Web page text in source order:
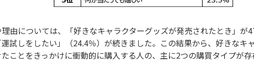
由については、「好きなキャラクターグッズが発売されたとき」が
試しをしたい」（24.4％）が続きました。この結果から、好きなキ
ことをきっかけに衝動的に購入する人の、主に2つの購買タイプが存